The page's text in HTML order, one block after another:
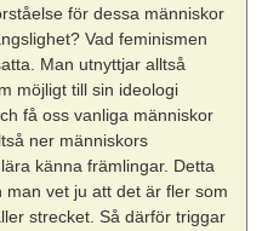
för dessa människor
Vad feminismen
Man utnyttjar alltså
möjligt till sin ideologi
få oss vanliga människor
ner människors
känna främlingar. Detta
vet ju att det är fler som
strecket. Så därför triggar